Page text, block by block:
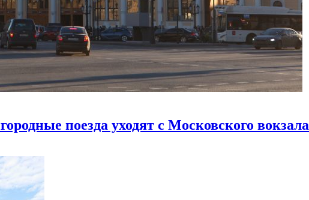
поезда уходят с Московского вокзала